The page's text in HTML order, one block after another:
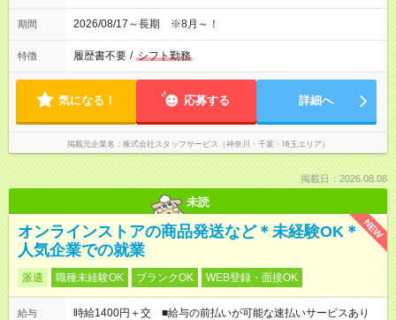
期間 2026/08/17～長期 ※8月～！
特徴 履歴書不要 / シフト勤務
気になる！ 応募する 詳細へ
掲載元企業名 株式会社スタッフサービス（神奈川・千葉・埼玉エリア）
掲載日：2026.08.08
未読
NEW
オンラインストアの商品発送など＊未経験OK＊
人気企業での就業
派遣 職種未経験OK ブランクOK WEB登録・面接OK
給与
時給1400円＋交 ■給与の前払いが可能な速払いサービスあり